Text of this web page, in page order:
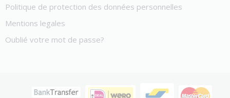
Politique de protection des données personnelles
Mentions legales
Oublié votre mot de passe?